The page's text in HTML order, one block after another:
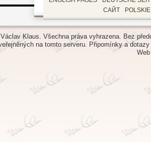
САЙТ
Klaus. Všechna práva vyhrazena. Bez
na tomto serveru. Připomínky a